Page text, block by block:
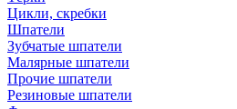
Цикли, скребки
Шпатели
Зубчатые шпатели
Малярные шпатели
Прочие шпатели
Резиновые шпатели